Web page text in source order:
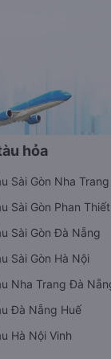
hỏa
Sài Gòn Nha Trang
Sài Gòn Phan Thiết
Sài Gòn Đà Nẵng
Sài Gòn Hà Nội
Nha Trang Đà
Đà Nẵng Huế
Hà Nội Vinh